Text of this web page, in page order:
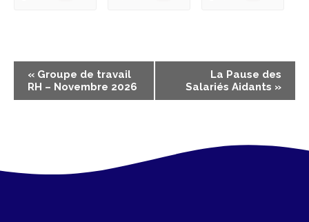
a
g
« Groupe de travail
RH – Novembre 2026
La Pause des
Salariés Aidants »